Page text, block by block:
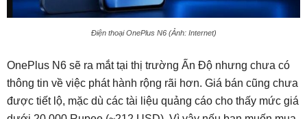
Điện thoại OnePlus N6 (Ảnh: Internet)
OnePlus N6 sẽ ra mắt tại thị trường Ấn Độ nhưng chưa có
thông tin về việc phát hành rộng rãi hơn. Giá bán cũng chưa
được tiết lộ, mặc dù các tài liệu quảng cáo cho thấy mức giá